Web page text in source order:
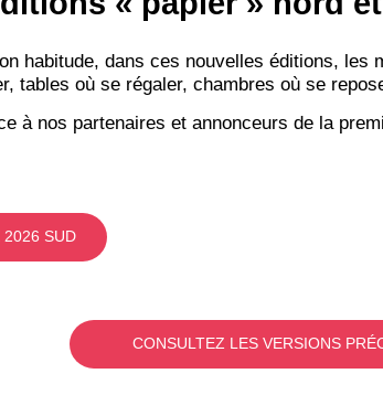
habitude, dans ces nouvelles éditions,
tables où se régaler, chambres où se
à nos partenaires et annonceurs de la
2026 SUD
CONSULTEZ LES VERSIONS